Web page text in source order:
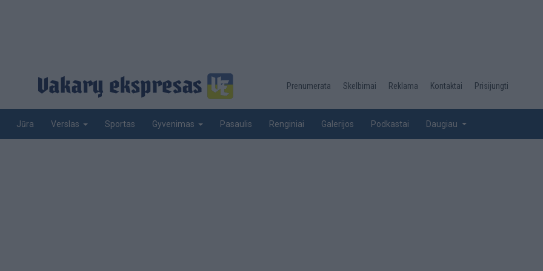
Desktop
top
Prenumerata Skelbimai Reklama Kontaktai Prisijungti
Jūra Verslas Sportas Gyvenimas Pasaulis Renginiai Galerijos Podkastai Daugiau